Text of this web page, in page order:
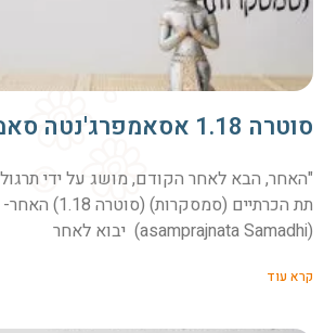
סוטרה 1.18 אסאמפרג'נטה סאמדהי
"האחר, הבא לאחר הקודם, מושג על ידי תרגול
תת הכרתיים
(asamprajnata Samadhi) יבוא לאחר
קרא עוד